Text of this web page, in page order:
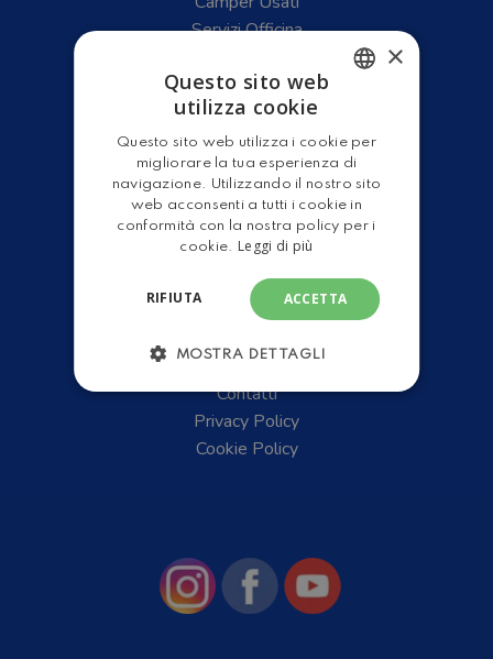
Servizi Officina
Shop
News
Contatti
Privacy Policy
Cookie Policy
ENGLISH
×
Questo sito web
utilizza cookie
Questo sito web utilizza i cookie per
migliorare la tua esperienza di
navigazione. Utilizzando il nostro sito
web acconsenti a tutti i cookie in
conformità con la nostra policy per i
cookie. Leggi di più
ACCETTA
RIFIUTA
MOSTRA DETTAGLI